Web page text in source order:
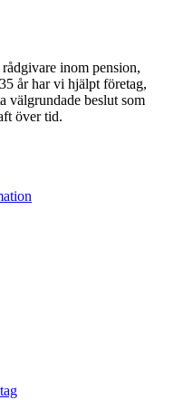
inom pension,
år har vi hjälpt företag,
välgrundade beslut som
över tid.